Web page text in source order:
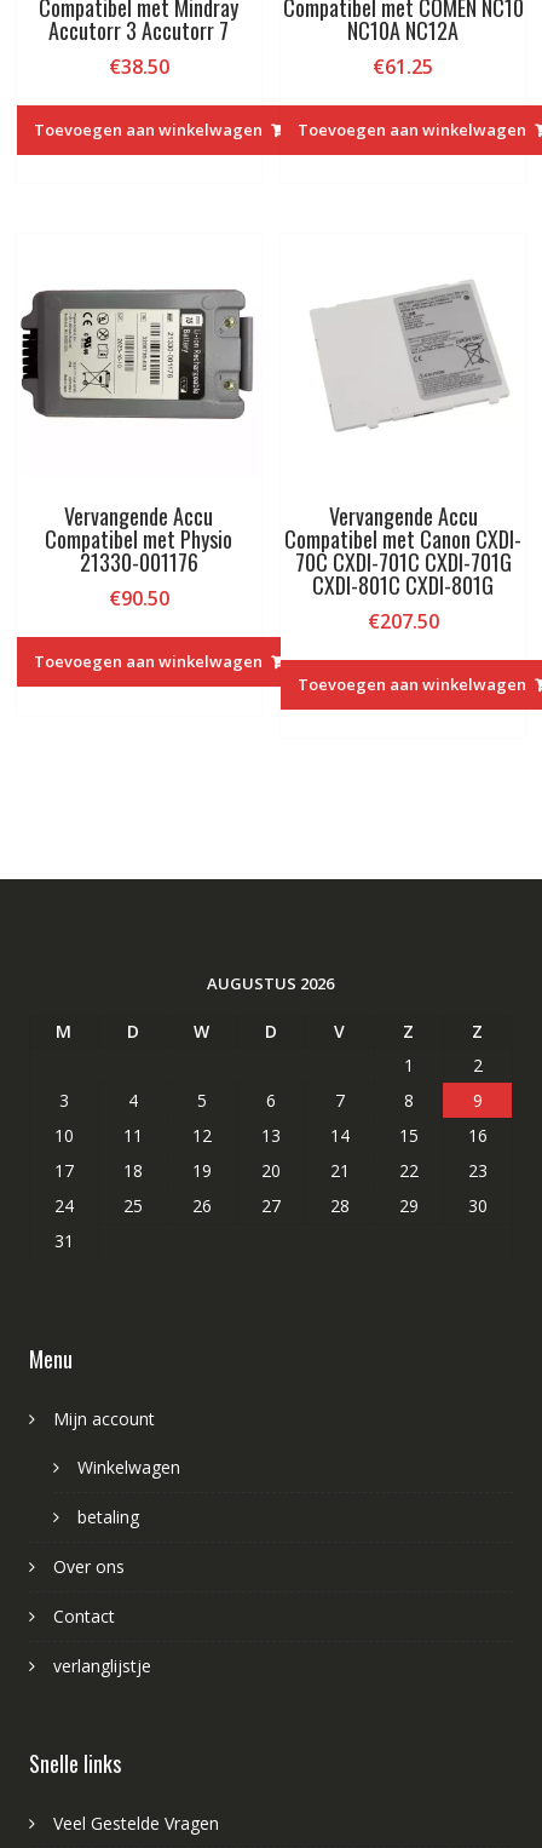
Compatibel met Mindray
Accutorr 3 Accutorr 7
€38.50
Toevoegen aan winkelwagen
Compatibel met COMEN NC10
NC10A NC12A
€61.25
Toevoegen aan winkelwagen
Vervangende Accu
Compatibel met Physio
21330-001176
€90.50
Toevoegen aan winkelwagen
Vervangende Accu
Compatibel met Canon CXDI-
70C CXDI-701C CXDI-701G
CXDI-801C CXDI-801G
€207.50
Toevoegen aan winkelwagen
AUGUSTUS 2026
M D W D V Z
Z
1
2
3
4 5 6 7 8
9
10
11 12 13 14 15
16
17
18 19 20 21 22
23
24
25 26 27 28 29
30
31
Menu
Mijn account
Winkelwagen
betaling
Over ons
Contact
verlanglijstje
Snelle links
Veel Gestelde Vragen